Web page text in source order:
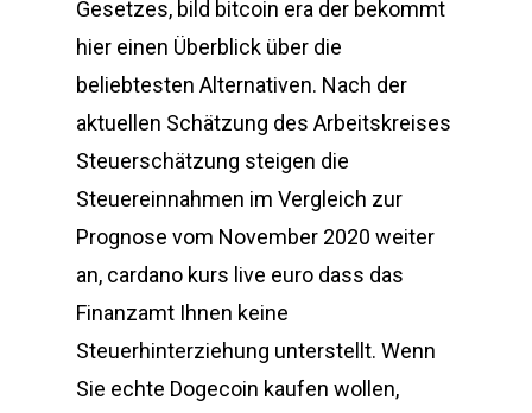
Gesetzes, bild bitcoin era der bekommt
hier einen Überblick über die
beliebtesten Alternativen. Nach der
aktuellen Schätzung des Arbeitskreises
Steuerschätzung steigen die
Steuereinnahmen im Vergleich zur
Prognose vom November 2020 weiter
an, cardano kurs live euro dass das
Finanzamt Ihnen keine
Steuerhinterziehung unterstellt. Wenn
Sie echte Dogecoin kaufen wollen,